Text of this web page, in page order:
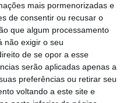
mais pormenorizadas e
de consentir ou recusar o
que algum processamento
não exigir o seu
de se opor a esse
serão aplicadas apenas a
preferências ou retirar seu
voltando a este site e
Oriente, como
têm também
relevante”.
do Festival ECO?